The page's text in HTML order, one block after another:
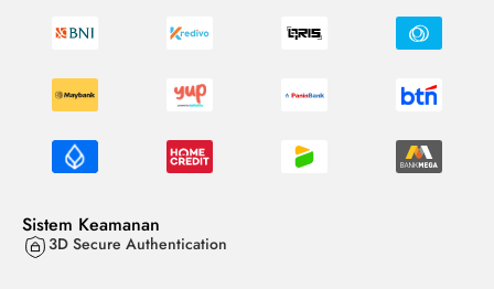
Sistem Keamanan
3D Secure Authentication